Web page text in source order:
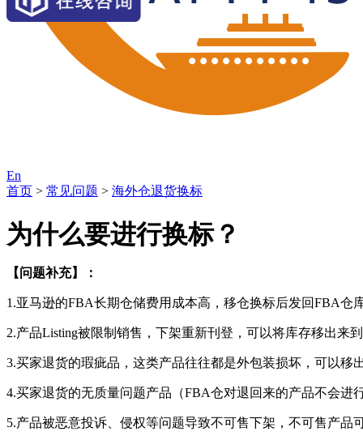
En
首页 > 常见问题 > 海外仓退货换标
为什么要进行换标？
【问题补充】：
1.亚马逊的FBA长期仓储费用成本高，移仓换标后发回FBA仓
2.产品Listing被限制销售，下架重新刊登，可以将库存移出来
3.买家退货的瑕疵品，这类产品往往都是外包装损坏，可以移
4.买家退货的无质量问题产品（FBA仓对退回来的产品不会进
5.产品被恶意投诉、侵权等问题导致不可售下架，不可售产